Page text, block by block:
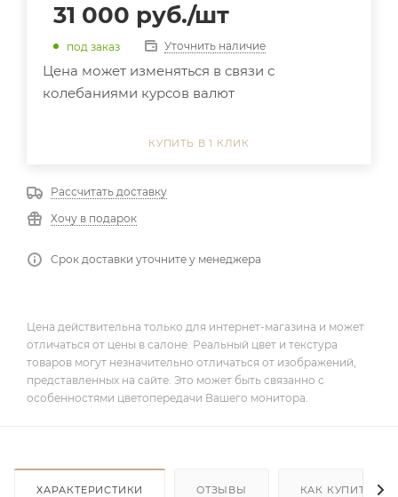
31 000 руб./шт
под заказ Уточнить наличие
Цена может изменяться в связи с
колебаниями курсов валют
КУПИТЬ В 1 КЛИК
Рассчитать доставку
Хочу в подарок
Срок доставки уточните у менеджера
Цена действительна только для интернет-магазина и может
отличаться от цены в салоне. Реальный цвет и текстура
товаров могут незначительно отличаться от изображений,
представленных на сайте. Это может быть связанно с
особенностями цветопередачи Вашего монитора.
ХАРАКТЕРИСТИКИ ОТЗЫВЫ КАК КУПИТЬ